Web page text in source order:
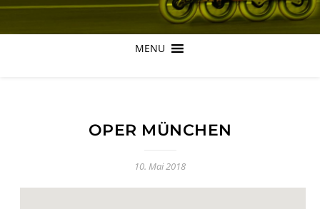
MENU
OPER MÜNCHEN
10. Mai 2018